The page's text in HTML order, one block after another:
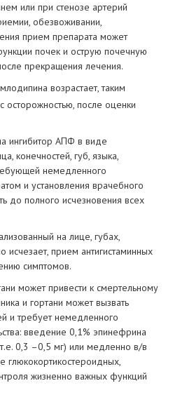
или при стенозе артерий
обезвоживании,
прием препарата может
почек и острую почечную
прекращения лечения.
возрастает, таким
осторожностью, после оценки
ингибитор АПФ в виде
конечностей, губ, языка,
немедленного
и установления врачебного
до полного исчезновения всех
на лице, губах,
исчезает, прием антигистаминных
симптомов.
может привести к смертельному
и гортани может вызвать
и требует немедленного
введение 0,1% эпинефрина
0,3 –0,5 мг) или медленно в/в
глюкокортикостероидных,
жизненно важных функций